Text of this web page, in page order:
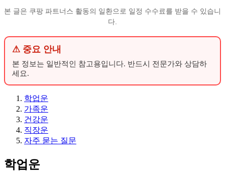
본 글은 쿠팡 파트너스 활동의 일환으로 일정 수수료를 받을 수 있습니
다.
⚠ 중요 안내
본 정보는 일반적인 참고용입니다. 반드시 전문가와 상담하
세요.
학업운
가족운
건강운
직장운
자주 묻는 질문
학업운